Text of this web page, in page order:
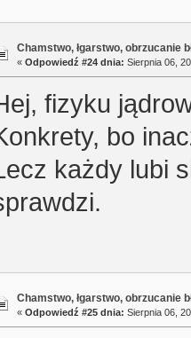
Chamstwo, łgarstwo, obrzucanie
« Odpowiedź #24 dnia: Sierpnia 06,
fizyku
bo
każdy lubi
Chamstwo, łgarstwo, obrzucanie
« Odpowiedź #25 dnia: Sierpnia 06,